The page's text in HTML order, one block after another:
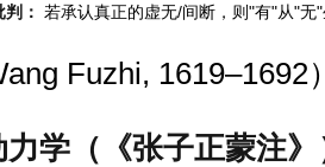
： 若承认真正的虚无/间断，则"有"从"
Fuzhi, 1619–1692
学（《张子正蒙注